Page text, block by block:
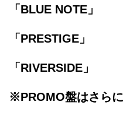
「BLUE NOTE」
「PRESTIGE」
「RIVERSIDE」
※PROMO盤はさらに